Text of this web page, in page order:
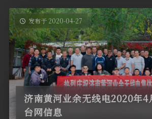
发布于 2020-04-27
济南黄河业余无线电2020年4
台网信息